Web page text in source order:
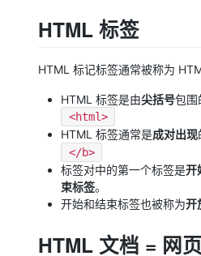
HTML 标签
HTML 标记标签通常被称为
HTML 标签是由尖括号包围
<html>
HTML 标签通常是成对出现
</b>
标签对中的第一个标签是开
束标签。
开始和结束标签也被称为开
HTML 文档 = 网页